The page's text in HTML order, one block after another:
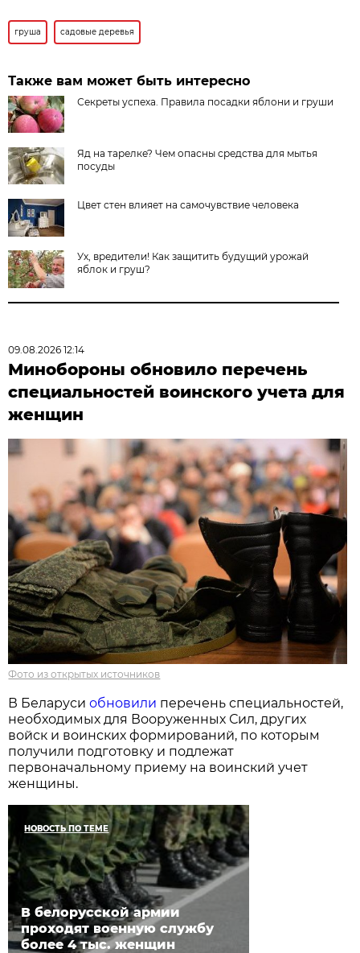
груша садовые деревья
Также вам может быть интересно
Секреты успеха. Правила посадки яблони и груши
Яд на тарелке? Чем опасны средства для мытья
посуды
Цвет стен влияет на самочувствие человека
Ух, вредители! Как защитить будущий урожай
яблок и груш?
09.08.2026 12:14
Минобороны обновило перечень
специальностей воинского учета для
женщин
Фото из открытых источников
В Беларусиобновили перечень специальностей,
необходимых для Вооруженных Сил, других
войск и воинских формирований, по которым
получили подготовку и подлежат
первоначальному приему на воинский учет
женщины.
НОВОСТЬ ПО ТЕМЕ
В белорусской армии
проходят военную службу
более 4 тыс. женщин